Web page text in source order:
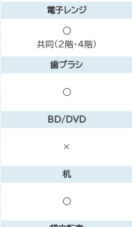
電子レンジ
○
共同（2階・4階）
歯ブラシ
○
BD/DVD
×
机
○